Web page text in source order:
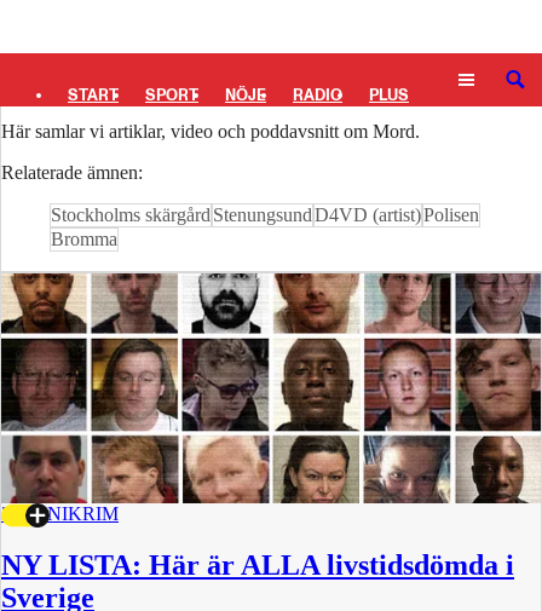
START SPORT NÖJE RADIO PLUS SÖK
Mord
Här samlar vi artiklar, video och poddavsnitt om Mord.
Relaterade ämnen:
Stockholms skärgård StenungsundD4VD (artist)Polisen
Bromma
30 JUNIKRIM
NY LISTA: Här är ALLA livstidsdömda i
Sverige